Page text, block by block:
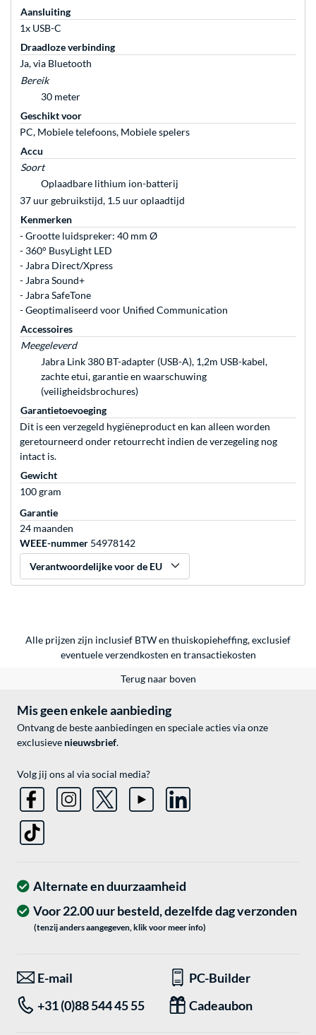
Aansluiting
1x USB-C
Draadloze verbinding
Ja, via Bluetooth
Bereik
30 meter
Geschikt voor
PC, Mobiele telefoons, Mobiele spelers
Accu
Soort
Oplaadbare lithium ion-batterij
37 uur gebruikstijd, 1.5 uur oplaadtijd
Kenmerken
- Grootte luidspreker: 40 mm Ø
- 360° BusyLight LED
- Jabra Direct/Xpress
- Jabra Sound+
- Jabra SafeTone
- Geoptimaliseerd voor Unified Communication
Accessoires
Meegeleverd
Jabra Link 380 BT-adapter (USB-A), 1,2m USB-kabel,
zachte etui, garantie en waarschuwing
(veiligheidsbrochures)
Garantietoevoeging
Dit is een verzegeld hygiëneproduct en kan alleen worden
geretourneerd onder retourrecht indien de verzegeling nog
intact is.
Gewicht
100 gram
Garantie
24 maanden
WEEE-nummer 54978142
Verantwoordelijke voor de EU
Alle prijzen zijn inclusief BTW en thuiskopieheffing, exclusief
eventueleverzendkosten en transactiekosten
Terug naar boven
Mis geen enkele aanbieding
Ontvang de beste aanbiedingen en speciale acties via onze
exclusieve nieuwsbrief.
Volg jij ons al via social media?
Alternate en duurzaamheid
Voor 22.00 uur besteld, dezelfde dag verzonden
(tenzij anders aangegeven, klik voor meer info)
E-mail
PC-Builder
+31 (0)88 544 45 55
Cadeaubon